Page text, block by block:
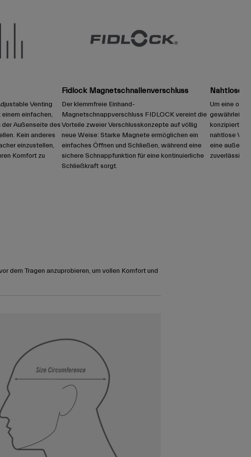
Venting
einfachen,
Außenseite des
Kein anderes
einzustellen,
Komfort zu
Fidlock Magnetschnallenverschluss
Der klemmfreie Einhand-
Magnetschnappverschluss FIDLOCK vereint die
Vorteile zweier Verschlusskonzepte auf völlig
neue Weise: Starke Magnete ermöglichen ein
einfaches Öffnen und Schließen, während eine
sichere Schnappfunktion für eine kontinuierliche
Schließkraft sorgt.
Nahtlose
Um eine
konzipiert,
nahtlose
eine
dem Tragen anzuprobieren, um vollen Komfort und